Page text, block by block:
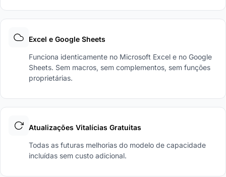
Excel e Google Sheets
Funciona identicamente no Microsoft Excel e no Google
Sheets. Sem macros, sem complementos, sem funções
proprietárias.
Atualizações Vitalícias Gratuitas
Todas as futuras melhorias do modelo de capacidade
incluídas sem custo adicional.